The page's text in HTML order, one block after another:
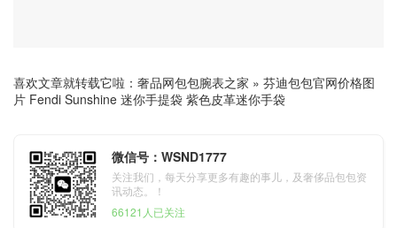
喜欢文章就转载它啦： 奢品网包包腕表之家 » 芬迪包包官网价格图
片 Fendi Sunshine 迷你手提袋 紫色皮革迷你手袋
微信号：WSND1777
关注我们，每天分享更多有趣的事儿，及奢侈品包包资
讯动态。！
66121人已关注